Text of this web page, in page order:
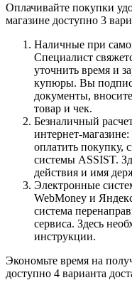
Оплачивайте покупки
магазине доступно 3
Наличные при
Специалист
уточнить время и
купюры. Вы
документы,
товар и чек.
Безналичный
интернет-
оплатить покупку,
системы ASSIST.
действия и имя
Электронные
WebMoney и
система
сервиса. Здесь
инструкции.
Экономьте время на
доступно 4 варианта